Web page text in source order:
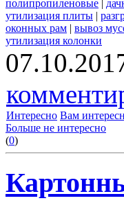
полипропиленовые |
утилизация плиты |
оконных рам | вывоз
утилизация колонки
Интересно Вам
Больше не интересно
(0)